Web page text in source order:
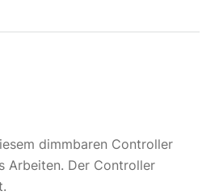
dimmbaren Controller
Arbeiten. Der Controller